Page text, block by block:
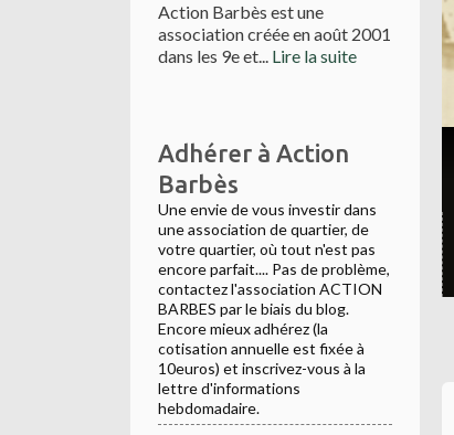
Action Barbès est une
association créée en août 2001
dans les 9e et... Lire la suite
Adhérer à Action
Barbès
Une envie de vous investir dans
une association de quartier, de
votre quartier, où tout n'est pas
encore parfait.... Pas de problème,
contactez l'association ACTION
BARBES par le biais du blog.
Encore mieux adhérez (la
cotisation annuelle est fixée à
10euros) et inscrivez-vous à la
lettre d'informations
hebdomadaire.